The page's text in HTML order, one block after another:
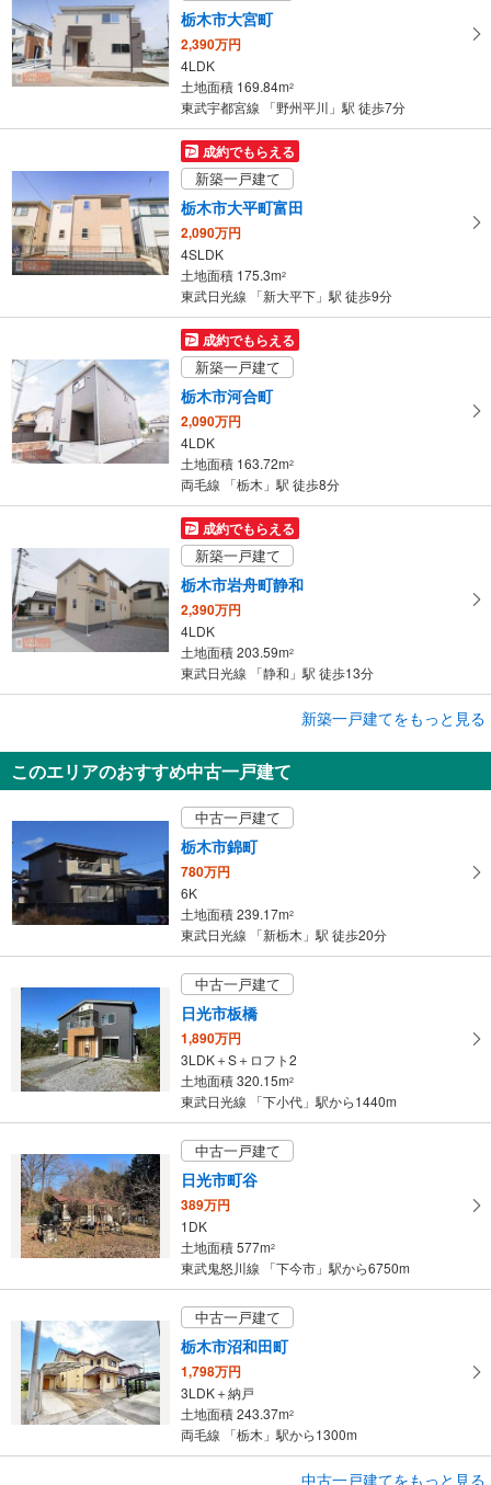
栃木市大宮町
2,390万円
4LDK
土地面積 169.84m2
東武宇都宮線 「野州平川」駅 徒歩7分
成約でもらえる
新築一戸建て
栃木市大平町富田
2,090万円
4SLDK
土地面積 175.3m2
東武日光線 「新大平下」駅 徒歩9分
成約でもらえる
新築一戸建て
栃木市河合町
2,090万円
4LDK
土地面積 163.72m2
両毛線 「栃木」駅 徒歩8分
成約でもらえる
新築一戸建て
栃木市岩舟町静和
2,390万円
4LDK
土地面積 203.59m2
東武日光線 「静和」駅 徒歩13分
いろどりアイタウン 栃木市藤岡町藤岡
4LDK
土地面積 191.33m
東武日光線 「藤岡」駅 徒歩27分
新築一戸建てをもっと見る
このエリアのおすすめ中古一戸建て
中古一戸建て
栃木市錦町
780万円
6K
土地面積 239.17m2
東武日光線 「新栃木」駅 徒歩20分
中古一戸建て
日光市板橋
1,890万円
3LDK＋S＋ロフト2
土地面積 320.15m2
東武日光線 「下小代」駅から1440m
中古一戸建て
日光市町谷
389万円
1DK
土地面積 577m2
東武鬼怒川線 「下今市」駅から6750m
中古一戸建て
栃木市沼和田町
1,798万円
3LDK＋納戸
土地面積 243.37m2
両毛線 「栃木」駅から1300m
中古一戸建てをもっと見る